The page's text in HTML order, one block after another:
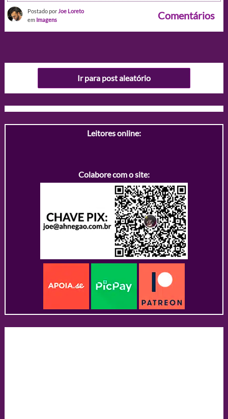
Postado por Joe Loreto
em Imagens Comentários
Ir para post aleatório
Leitores online:
Colabore com o site: